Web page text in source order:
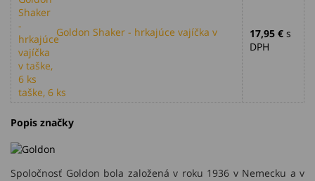
Goldon Shaker - hrkajúce vajíčka v
taške, 6 ks
17,95 € s
DPH
Popis značky
Spoločnosť Goldon bola založená v roku 1936 v Nemecku a v